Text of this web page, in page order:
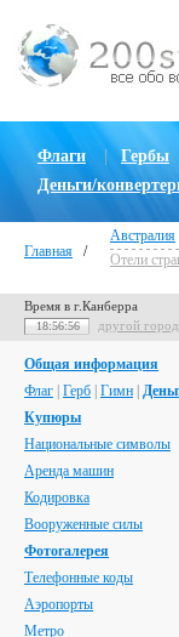
Флаги Гербы
Деньги/
Главная /
Австралия
Отели
Время в г.Канберра
18:56:57 другой город
Общая информация
Флаг Герб Гимн
Купюры
Национальные символы
Аренда машин
Кодировка
Вооруженные силы
Фотогалерея
Телефонные коды
Аэропорты
Метро